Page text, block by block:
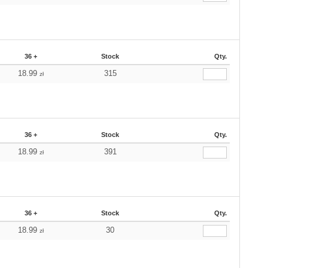
36 + Stock Qty.
18.99zł 315
36 + Stock Qty.
18.99zł 391
36 + Stock Qty.
18.99zł 30